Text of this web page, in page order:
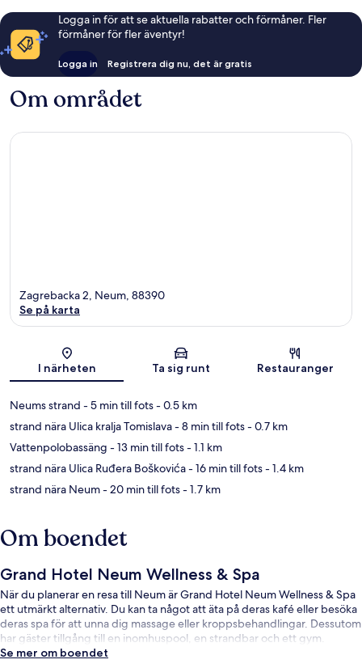
Logga in för att se aktuella rabatter och förmåner. Fler
förmåner för fler äventyr!
Logga in Registrera dig nu, det är gratis
Om området
Karta
Zagrebacka 2, Neum, 88390
Se på karta
I närheten Ta sig runt Restauranger
Neums strand - 5 min till fots- 0.5 km
strand nära Ulica kralja Tomislava- 8 min till fots- 0.7 km
Vattenpolobassäng - 13 min till fots- 1.1 km
strand nära Ulica Ruđera Boškovića- 16 min till fots- 1.4 km
strand nära Neum- 20 min till fots- 1.7 km
Om boendet
Grand Hotel Neum Wellness & Spa
När du planerar en resa till Neum är Grand Hotel Neum Wellness & Spa
ett utmärkt alternativ. Du kan ta något att äta på deras kafé eller besöka
deras spa för att unna dig massage eller kroppsbehandlingar. Dessutom
har gäster tillgång till en inomhuspool, en strandbar och ett gym.
Se mer om boendet